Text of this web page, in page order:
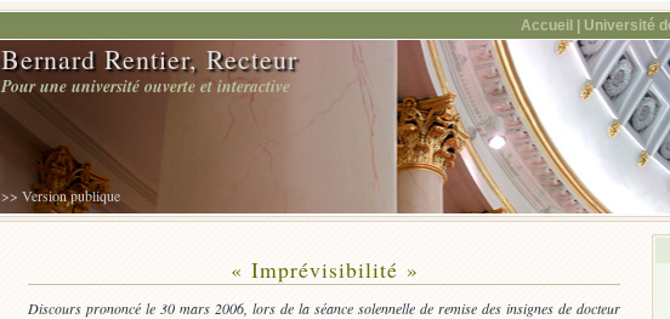
Accueil | Université
Bernard Rentier, Recteur
Pour une université ouverte et interactive
>> Version publique
« Imprévisibilité »
Discours prononcé le 30 mars 2006, lors de la séance solennelle de remise des insignes de docteur